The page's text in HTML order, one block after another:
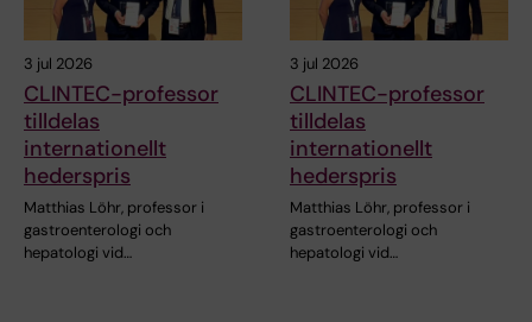
3 jul 2026
CLINTEC-professor
tilldelas
internationellt
hederspris
Matthias Löhr, professor i
gastroenterologi och
hepatologi vid…
3 jul 2026
CLINTEC-professor
tilldelas
internationellt
hederspris
Matthias Löhr, professor i
gastroenterologi och
hepatologi vid…